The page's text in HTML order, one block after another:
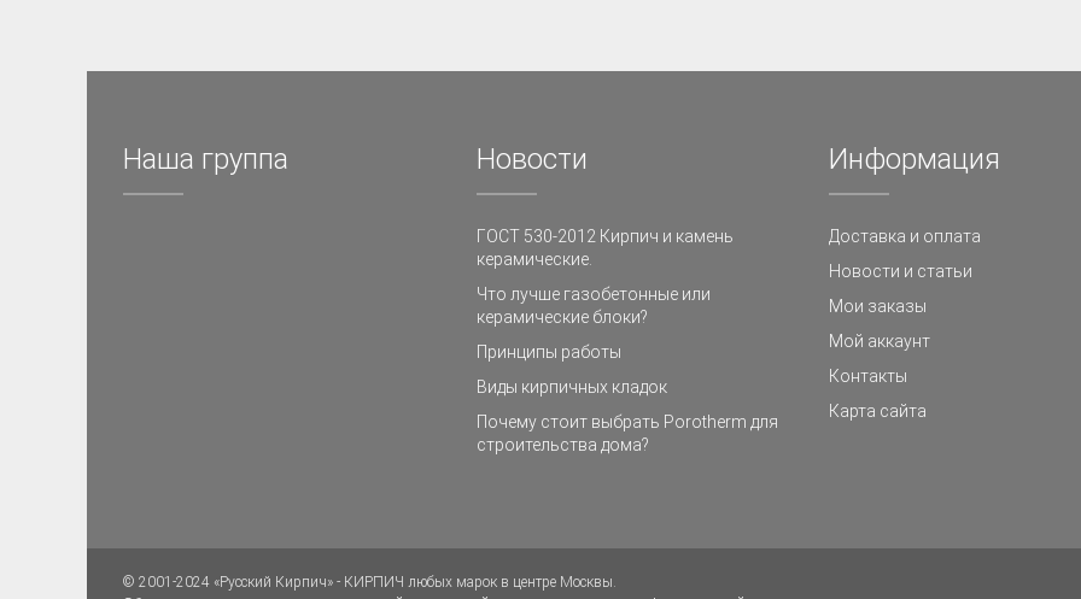
Наша группа Новости
ГОСТ 530-2012 Кирпич и камень
керамические.
Что лучше газобетонные или
керамические блоки?
Принципы работы
Виды кирпичных кладок
Почему стоит выбрать Porotherm для
строительства дома?
Информация
Доставка и оплата
Новости и статьи
Мои заказы
Мой аккаунт
Контакты
Карта сайта
© 2001-2024 «Русский Кирпич» - КИРПИЧ любых марок в центре Москвы.